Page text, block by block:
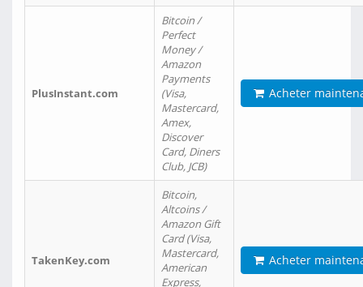
PlusInstant.com
Bitcoin /
Perfect
Money /
Amazon
Payments
(Visa,
Mastercard,
Amex,
Discover
Card, Diners
Club, JCB)
Acheter
TakenKey.com
Bitcoin,
Altcoins /
Amazon Gift
Card (Visa,
Mastercard,
American
Express,
Acheter